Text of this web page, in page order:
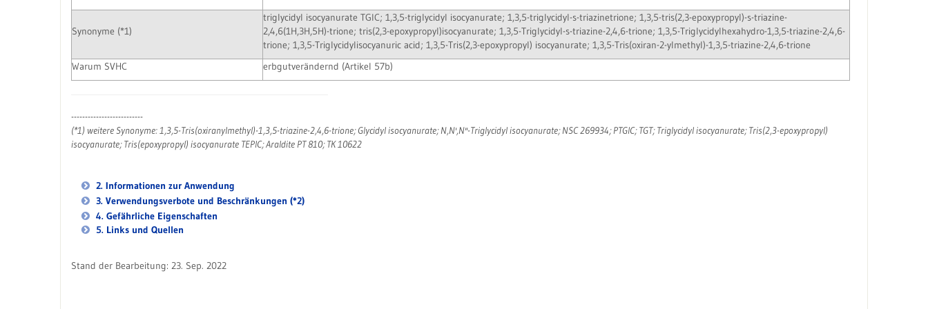
Synonyme (*1)
triglycidyl isocyanurate TGIC; 1,3,5-triglycidyl isocyanurate; 1,3,5-triglycidyl-s-triazinetrione; 1,3,5-tris(2,3-epoxypropyl)-s-triazine-
2,4,6(1H,3H,5H)-trione; tris(2,3-epoxypropyl)isocyanurate; 1,3,5-Triglycidyl-s-triazine-2,4,6-trione; 1,3,5-Triglycidylhexahydro-1,3,5-triazine-2,4,6-
trione; 1,3,5-Triglycidylisocyanuric acid; 1,3,5-Tris(2,3-epoxypropyl) isocyanurate; 1,3,5-Tris(oxiran-2-ylmethyl)-1,3,5-triazine-2,4,6-trione
Warum SVHC
erbgutverändernd (Artikel 57b)
--------------------------
(*1) weitere Synonyme: 1,3,5-Tris(oxiranylmethyl)-1,3,5-triazine-2,4,6-trione; Glycidyl isocyanurate; N,N',N''-Triglycidyl isocyanurate; NSC 269934; PTGIC; TGT; Triglycidyl isocyanurate; Tris(2,3-epoxypropyl)
isocyanurate; Tris(epoxypropyl) isocyanurate TEPIC; Araldite PT 810; TK 10622
2. Informationen zur Anwendung
3. Verwendungsverbote und Beschränkungen (*2)
4. Gefährliche Eigenschaften
5. Links und Quellen
Stand der Bearbeitung: 23. Sep. 2022